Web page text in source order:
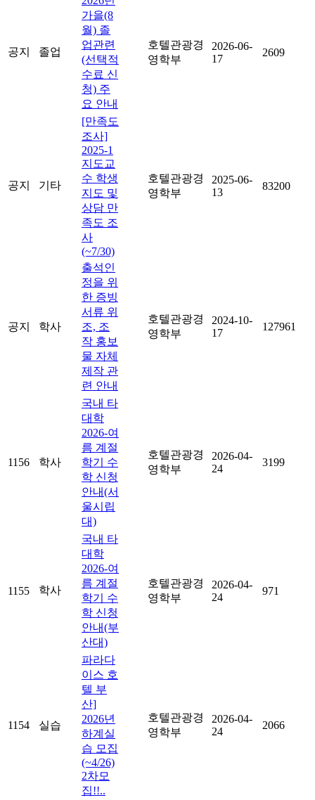
공지 졸업
가을(8
월) 졸
업관련
(선택적
수료 신
청) 주
요 안내
호텔관광경
영학부
2026-06-
17
2609
공지 기타
[만족도
조사]
2025-1
지도교
수 학생
지도 및
상담 만
족도 조
사
(~7/30)
호텔관광경
영학부
2025-06-
13
83200
공지 학사
출석인
정을 위
한 증빙
서류 위
조, 조
작 홍보
물 자체
제작 관
련 안내
호텔관광경
영학부
2024-10-
17
127961
1156 학사
국내 타
대학
2026-여
름 계절
학기 수
학 신청
안내(서
울시립
대)
호텔관광경
영학부
2026-04-
24
3199
1155 학사
국내 타
대학
2026-여
름 계절
학기 수
학 신청
안내(부
산대)
호텔관광경
영학부
2026-04-
24
971
1154 실습
파라다
이스 호
텔 부
산]
2026년
하계실
습 모집
(~4/26)
2차모
집!!..
호텔관광경
영학부
2026-04-
24
2066